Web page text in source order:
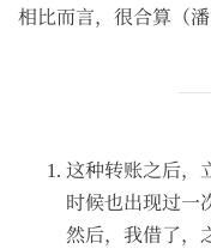
相比而言，很合算（
这种转账之后，
时候也出现过一
然后，我借了，